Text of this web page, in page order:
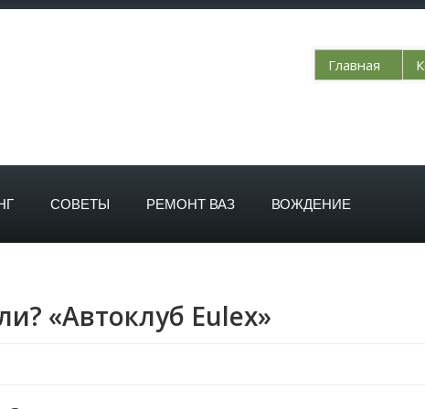
Главная
СОВЕТЫ РЕМОНТ ВАЗ ВОЖДЕНИЕ
«Автоклуб Eulex»